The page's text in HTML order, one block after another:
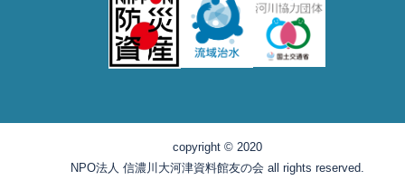
copyright © 2020
NPO法人 信濃川大河津資料館友の会 all rights reserved.